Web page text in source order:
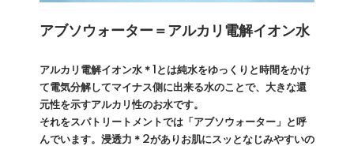
アブソウォーター＝アルカリ電解イオン水
アルカリ電解イオン水＊1とは純水をゆっくりと時間をかけ
て電気分解してマイナス側に出来る水のことで、大きな還
元性を示すアルカリ性のお水です。
それをスパトリートメントでは「アブソウォーター」と呼
んでいます。浸透力＊2がありお肌にスッとなじみやすいの